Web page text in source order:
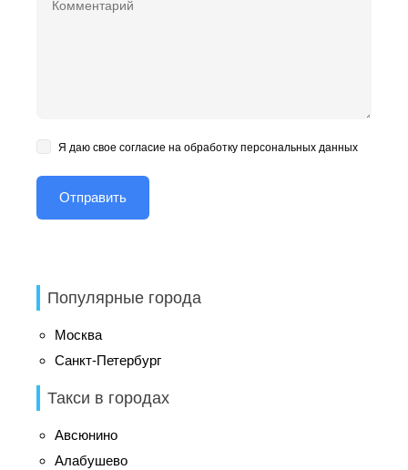
Я даю свое согласие на обработку персональных данных
Популярные города
Москва
Санкт-Петербург
Такси в городах
Авсюнино
Алабушево